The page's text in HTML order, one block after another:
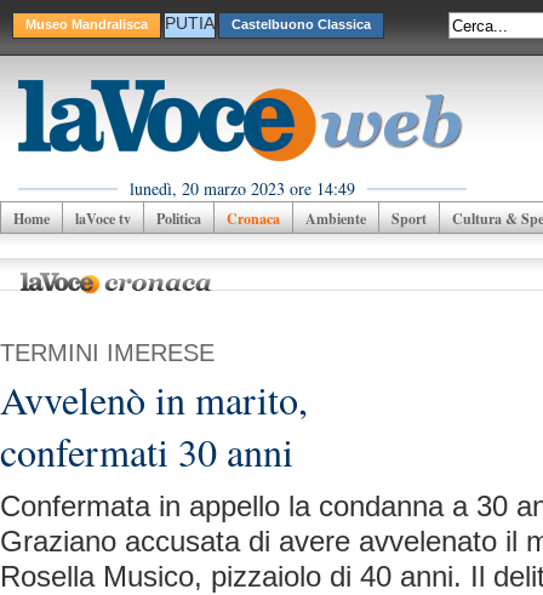
Museo Mandralisca PUTIA Castelbuono Classica
lunedì, 20 marzo 2023 ore 14:49
Home laVoce tv Politica Cronaca Ambiente Sport Cultura &
TERMINI IMERESE
Avvelenò in marito,
confermati 30 anni
Confermata in appello la condanna a 30
Graziano accusata di avere avvelenato il
Rosella Musico, pizzaiolo di 40 anni. Il